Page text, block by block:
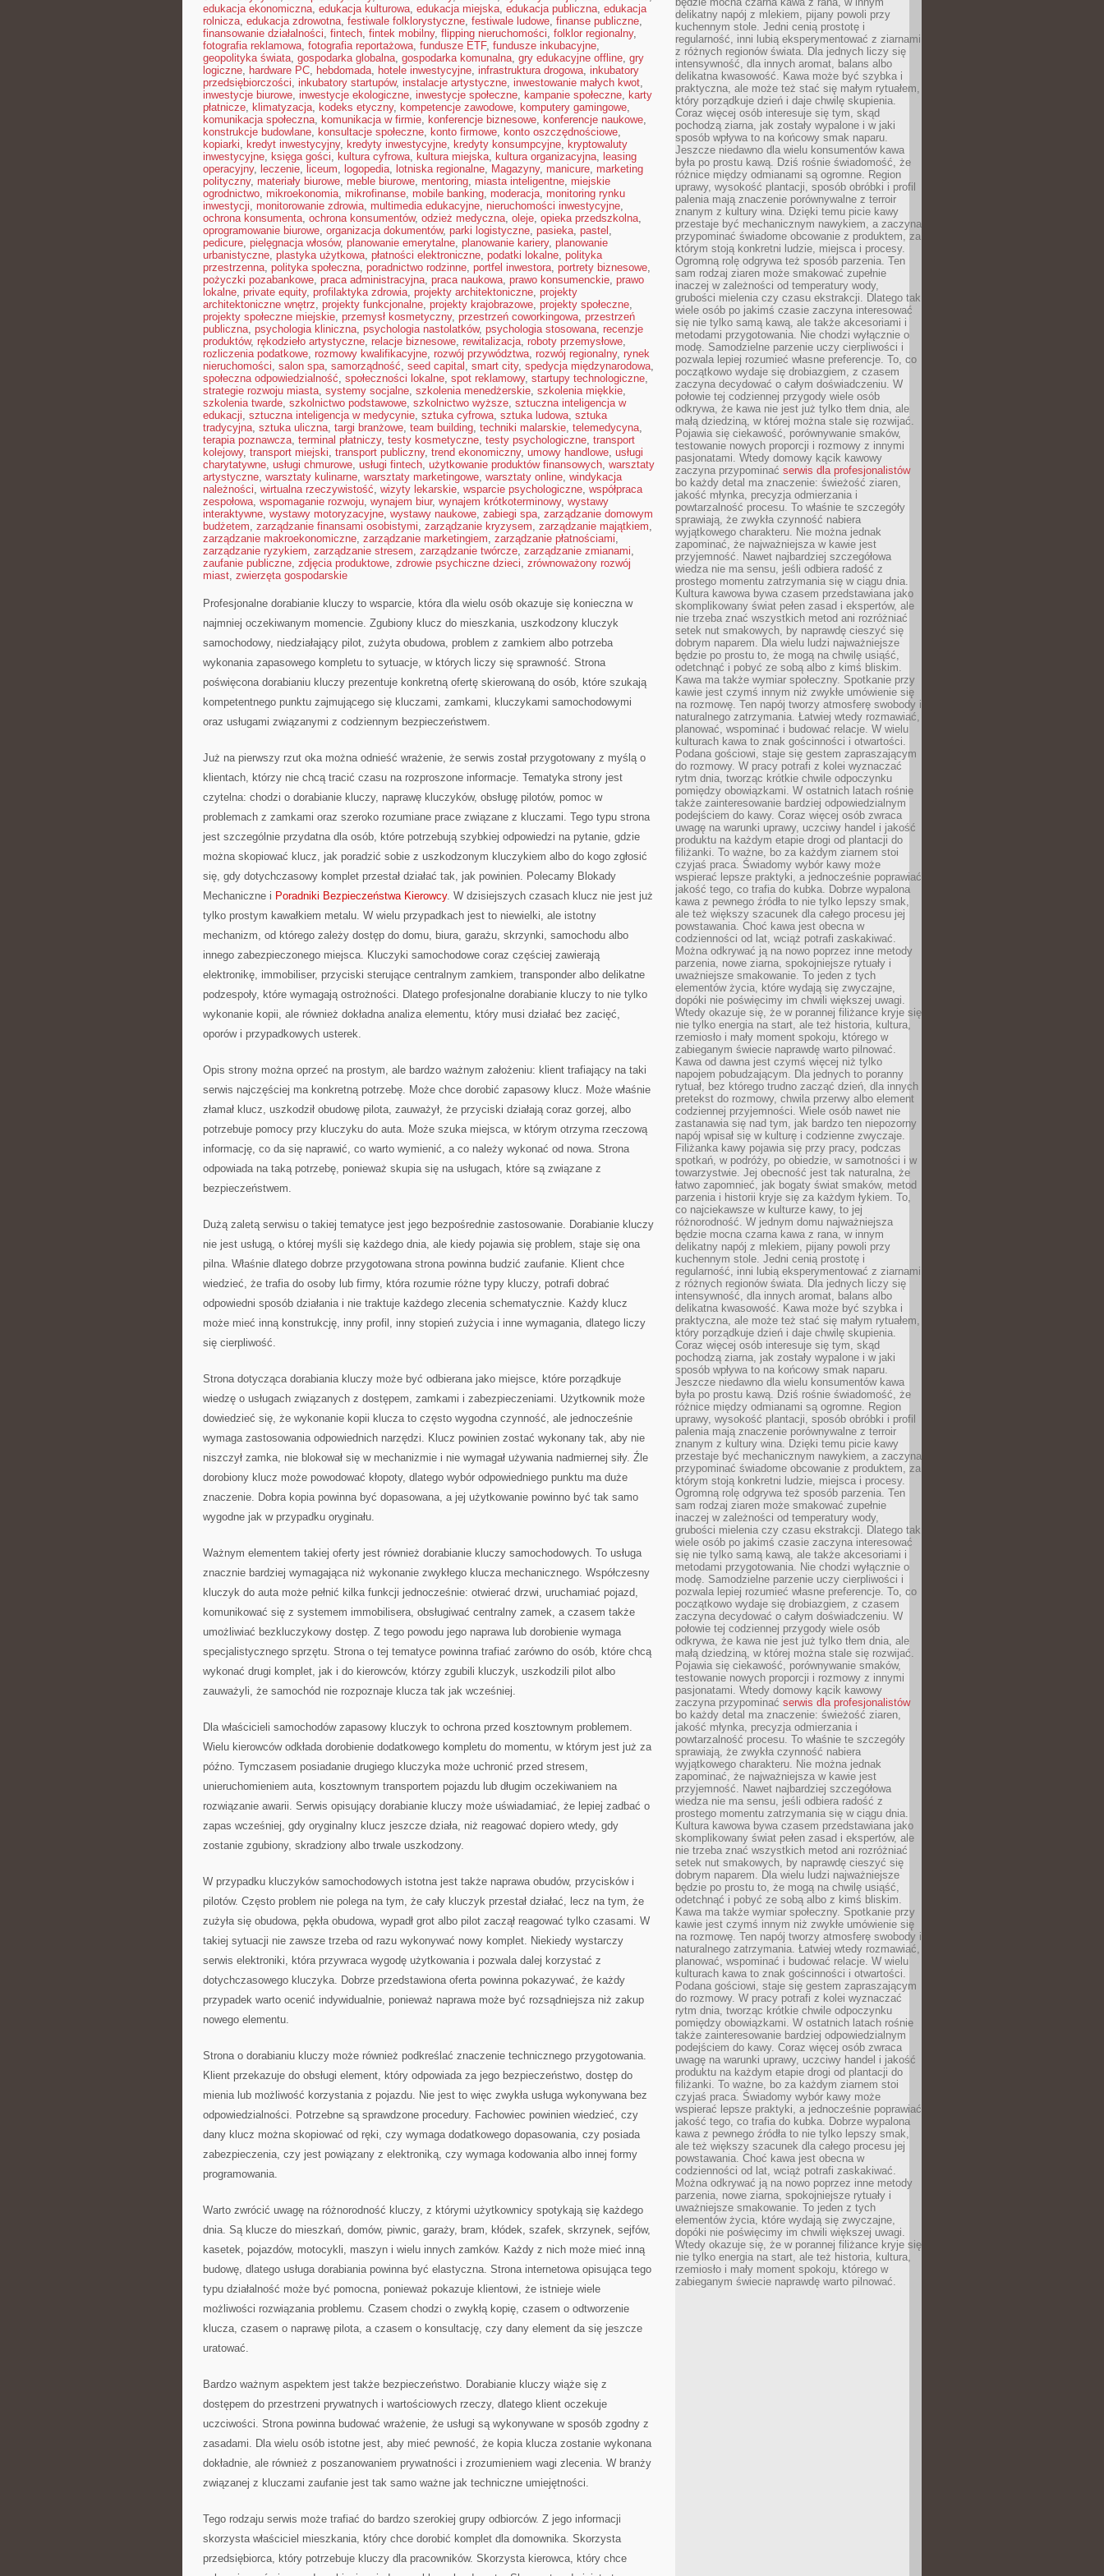
edukacja ekonomiczna, edukacja kulturowa, edukacja miejska, edukacja publiczna, edukacja
rolnicza, edukacja zdrowotna, festiwale folklorystyczne, festiwale ludowe, finanse publiczne,
finansowanie działalności, fintech, fintek mobilny, flipping nieruchomości, folklor regionalny,
fotografia reklamowa, fotografia reportażowa, fundusze ETF, fundusze inkubacyjne,
geopolityka świata, gospodarka globalna, gospodarka komunalna, gry edukacyjne offline, gry
logiczne, hardware PC, hebdomada, hotele inwestycyjne, infrastruktura drogowa, inkubatory
przedsiębiorczości, inkubatory startupów, instalacje artystyczne, inwestowanie małych kwot,
inwestycje biurowe, inwestycje ekologiczne, inwestycje społeczne, kampanie społeczne, karty
płatnicze, klimatyzacja, kodeks etyczny, kompetencje zawodowe, komputery gamingowe,
komunikacja społeczna, komunikacja w firmie, konferencje biznesowe, konferencje naukowe,
konstrukcje budowlane, konsultacje społeczne, konto firmowe, konto oszczędnościowe,
kopiarki, kredyt inwestycyjny, kredyty inwestycyjne, kredyty konsumpcyjne, kryptowaluty
inwestycyjne, księga gości, kultura cyfrowa, kultura miejska, kultura organizacyjna, leasing
operacyjny, leczenie, liceum, logopedia, lotniska regionalne, Magazyny, manicure, marketing
polityczny, materiały biurowe, meble biurowe, mentoring, miasta inteligentne, miejskie
ogrodnictwo, mikroekonomia, mikrofinanse, mobile banking, moderacja, monitoring rynku
inwestycji, monitorowanie zdrowia, multimedia edukacyjne, nieruchomości inwestycyjne,
ochrona konsumenta, ochrona konsumentów, odzież medyczna, oleje, opieka przedszkolna,
oprogramowanie biurowe, organizacja dokumentów, parki logistyczne, pasieka, pastel ,
pedicure, pielęgnacja włosów, planowanie emerytalne, planowanie kariery, planowanie
urbanistyczne, plastyka użytkowa, płatności elektroniczne, podatki lokalne, polityka
przestrzenna, polityka społeczna, poradnictwo rodzinne, portfel inwestora, portrety biznesowe,
pożyczki pozabankowe, praca administracyjna, praca naukowa, prawo konsumenckie, prawo
lokalne, private equity, profilaktyka zdrowia, projekty architektoniczne, projekty
architektoniczne wnętrz, projekty funkcjonalne, projekty krajobrazowe, projekty społeczne,
projekty społeczne miejskie, przemysł kosmetyczny, przestrzeń coworkingowa, przestrzeń
publiczna, psychologia kliniczna, psychologia nastolatków, psychologia stosowana, recenzje
produktów, rękodzieło artystyczne, relacje biznesowe, rewitalizacja, roboty przemysłowe,
rozliczenia podatkowe, rozmowy kwalifikacyjne, rozwój przywództwa, rozwój regionalny, rynek
nieruchomości, salon spa, samorządność, seed capital , smart city, spedycja międzynarodowa,
społeczna odpowiedzialność, społeczności lokalne, spot reklamowy, startupy technologiczne,
strategie rozwoju miasta, systemy socjalne, szkolenia menedżerskie, szkolenia miękkie,
szkolenia twarde, szkolnictwo podstawowe, szkolnictwo wyższe, sztuczna inteligencja w
edukacji, sztuczna inteligencja w medycynie, sztuka cyfrowa, sztuka ludowa, sztuka
tradycyjna, sztuka uliczna, targi branżowe, team building, techniki malarskie, telemedycyna,
terapia poznawcza, terminal płatniczy, testy kosmetyczne, testy psychologiczne, transport
kolejowy, transport miejski, transport publiczny, trend ekonomiczny, umowy handlowe, usługi
charytatywne, usługi chmurowe, usługi fintech, użytkowanie produktów finansowych, warsztaty
artystyczne, warsztaty kulinarne, warsztaty marketingowe, warsztaty online, windykacja
należności, wirtualna rzeczywistość, wizyty lekarskie, wsparcie psychologiczne, współpraca
zespołowa, wspomaganie rozwoju, wynajem biur, wynajem krótkoterminowy, wystawy
interaktywne, wystawy motoryzacyjne, wystawy naukowe, zabiegi spa, zarządzanie domowym
budżetem, zarządzanie finansami osobistymi, zarządzanie kryzysem, zarządzanie majątkiem,
zarządzanie makroekonomiczne, zarządzanie marketingiem, zarządzanie płatnościami,
zarządzanie ryzykiem, zarządzanie stresem, zarządzanie twórcze, zarządzanie zmianami,
zaufanie publiczne, zdjęcia produktowe, zdrowie psychiczne dzieci, zrównoważony rozwój
miast, zwierzęta gospodarskie
Profesjonalne dorabianie kluczy to wsparcie, która dla wielu osób okazuje się konieczna w
najmniej oczekiwanym momencie. Zgubiony klucz do mieszkania, uszkodzony kluczyk
samochodowy, niedziałający pilot, zużyta obudowa, problem z zamkiem albo potrzeba
wykonania zapasowego kompletu to sytuacje, w których liczy się sprawność. Strona
poświęcona dorabianiu kluczy prezentuje konkretną ofertę skierowaną do osób, które szukają
kompetentnego punktu zajmującego się kluczami, zamkami, kluczykami samochodowymi
oraz usługami związanymi z codziennym bezpieczeństwem.
Już na pierwszy rzut oka można odnieść wrażenie, że serwis został przygotowany z myślą o
klientach, którzy nie chcą tracić czasu na rozproszone informacje. Tematyka strony jest
czytelna: chodzi o dorabianie kluczy, naprawę kluczyków, obsługę pilotów, pomoc w
problemach z zamkami oraz szeroko rozumiane prace związane z kluczami. Tego typu strona
jest szczególnie przydatna dla osób, które potrzebują szybkiej odpowiedzi na pytanie, gdzie
można skopiować klucz, jak poradzić sobie z uszkodzonym kluczykiem albo do kogo zgłosić
się, gdy dotychczasowy komplet przestał działać tak, jak powinien. Polecamy Blokady
Mechaniczne i Poradniki Bezpieczeństwa Kierowcy. W dzisiejszych czasach klucz nie jest już
tylko prostym kawałkiem metalu. W wielu przypadkach jest to niewielki, ale istotny
mechanizm, od którego zależy dostęp do domu, biura, garażu, skrzynki, samochodu albo
innego zabezpieczonego miejsca. Kluczyki samochodowe coraz częściej zawierają
elektronikę, immobiliser, przyciski sterujące centralnym zamkiem, transponder albo delikatne
podzespoły, które wymagają ostrożności. Dlatego profesjonalne dorabianie kluczy to nie tylko
wykonanie kopii, ale również dokładna analiza elementu, który musi działać bez zacięć,
oporów i przypadkowych usterek.
Opis strony można oprzeć na prostym, ale bardzo ważnym założeniu: klient trafiający na taki
serwis najczęściej ma konkretną potrzebę. Może chce dorobić zapasowy klucz. Może właśnie
złamał klucz, uszkodził obudowę pilota, zauważył, że przyciski działają coraz gorzej, albo
potrzebuje pomocy przy kluczyku do auta. Może szuka miejsca, w którym otrzyma rzeczową
informację, co da się naprawić, co warto wymienić, a co należy wykonać od nowa. Strona
odpowiada na taką potrzebę, ponieważ skupia się na usługach, które są związane z
bezpieczeństwem.
Dużą zaletą serwisu o takiej tematyce jest jego bezpośrednie zastosowanie. Dorabianie kluczy
nie jest usługą, o której myśli się każdego dnia, ale kiedy pojawia się problem, staje się ona
pilna. Właśnie dlatego dobrze przygotowana strona powinna budzić zaufanie. Klient chce
wiedzieć, że trafia do osoby lub firmy, która rozumie różne typy kluczy, potrafi dobrać
odpowiedni sposób działania i nie traktuje każdego zlecenia schematycznie. Każdy klucz
może mieć inną konstrukcję, inny profil, inny stopień zużycia i inne wymagania, dlatego liczy
się cierpliwość.
Strona dotycząca dorabiania kluczy może być odbierana jako miejsce, które porządkuje
wiedzę o usługach związanych z dostępem, zamkami i zabezpieczeniami. Użytkownik może
dowiedzieć się, że wykonanie kopii klucza to często wygodna czynność, ale jednocześnie
wymaga zastosowania odpowiednich narzędzi. Klucz powinien zostać wykonany tak, aby nie
niszczył zamka, nie blokował się w mechanizmie i nie wymagał używania nadmiernej siły. Źle
dorobiony klucz może powodować kłopoty, dlatego wybór odpowiedniego punktu ma duże
znaczenie. Dobra kopia powinna być dopasowana, a jej użytkowanie powinno być tak samo
wygodne jak w przypadku oryginału.
Ważnym elementem takiej oferty jest również dorabianie kluczy samochodowych. To usługa
znacznie bardziej wymagająca niż wykonanie zwykłego klucza mechanicznego. Współczesny
kluczyk do auta może pełnić kilka funkcji jednocześnie: otwierać drzwi, uruchamiać pojazd,
komunikować się z systemem immobilisera, obsługiwać centralny zamek, a czasem także
umożliwiać bezkluczykowy dostęp. Z tego powodu jego naprawa lub dorobienie wymaga
specjalistycznego sprzętu. Strona o tej tematyce powinna trafiać zarówno do osób, które chcą
wykonać drugi komplet, jak i do kierowców, którzy zgubili kluczyk, uszkodzili pilot albo
zauważyli, że samochód nie rozpoznaje klucza tak jak wcześniej.
Dla właścicieli samochodów zapasowy kluczyk to ochrona przed kosztownym problemem.
Wielu kierowców odkłada dorobienie dodatkowego kompletu do momentu, w którym jest już za
późno. Tymczasem posiadanie drugiego kluczyka może uchronić przed stresem,
unieruchomieniem auta, kosztownym transportem pojazdu lub długim oczekiwaniem na
rozwiązanie awarii. Serwis opisujący dorabianie kluczy może uświadamiać, że lepiej zadbać o
zapas wcześniej, gdy oryginalny klucz jeszcze działa, niż reagować dopiero wtedy, gdy
zostanie zgubiony, skradziony albo trwale uszkodzony.
W przypadku kluczyków samochodowych istotna jest także naprawa obudów, przycisków i
pilotów. Często problem nie polega na tym, że cały kluczyk przestał działać, lecz na tym, że
zużyła się obudowa, pękła obudowa, wypadł grot albo pilot zaczął reagować tylko czasami. W
takiej sytuacji nie zawsze trzeba od razu wykonywać nowy komplet. Niekiedy wystarczy
serwis elektroniki, która przywraca wygodę użytkowania i pozwala dalej korzystać z
dotychczasowego kluczyka. Dobrze przedstawiona oferta powinna pokazywać, że każdy
przypadek warto ocenić indywidualnie, ponieważ naprawa może być rozsądniejsza niż zakup
nowego elementu.
Strona o dorabianiu kluczy może również podkreślać znaczenie technicznego przygotowania.
Klient przekazuje do obsługi element, który odpowiada za jego bezpieczeństwo, dostęp do
mienia lub możliwość korzystania z pojazdu. Nie jest to więc zwykła usługa wykonywana bez
odpowiedzialności. Potrzebne są sprawdzone procedury. Fachowiec powinien wiedzieć, czy
dany klucz można skopiować od ręki, czy wymaga dodatkowego dopasowania, czy posiada
zabezpieczenia, czy jest powiązany z elektroniką, czy wymaga kodowania albo innej formy
programowania.
Warto zwrócić uwagę na różnorodność kluczy, z którymi użytkownicy spotykają się każdego
dnia. Są klucze do mieszkań, domów, piwnic, garaży, bram, kłódek, szafek, skrzynek, sejfów,
kasetek, pojazdów, motocykli, maszyn i wielu innych zamków. Każdy z nich może mieć inną
budowę, dlatego usługa dorabiania powinna być elastyczna. Strona internetowa opisująca tego
typu działalność może być pomocna, ponieważ pokazuje klientowi, że istnieje wiele
możliwości rozwiązania problemu. Czasem chodzi o zwykłą kopię, czasem o odtworzenie
klucza, czasem o naprawę pilota, a czasem o konsultację, czy dany element da się jeszcze
uratować.
Bardzo ważnym aspektem jest także bezpieczeństwo. Dorabianie kluczy wiąże się z
dostępem do przestrzeni prywatnych i wartościowych rzeczy, dlatego klient oczekuje
uczciwości. Strona powinna budować wrażenie, że usługi są wykonywane w sposób zgodny z
zasadami. Dla wielu osób istotne jest, aby mieć pewność, że kopia klucza zostanie wykonana
dokładnie, ale również z poszanowaniem prywatności i zrozumieniem wagi zlecenia. W branży
związanej z kluczami zaufanie jest tak samo ważne jak techniczne umiejętności.
Tego rodzaju serwis może trafiać do bardzo szerokiej grupy odbiorców. Z jego informacji
skorzysta właściciel mieszkania, który chce dorobić komplet dla domownika. Skorzysta
przedsiębiorca, który potrzebuje kluczy dla pracowników. Skorzysta kierowca, który chce
delikatny napój z mlekiem, pijany powoli przy
kuchennym stole. Jedni cenią prostotę i
regularność, inni lubią eksperymentować z ziarnami
z różnych regionów świata. Dla jednych liczy się
intensywność, dla innych aromat, balans albo
delikatna kwasowość. Kawa może być szybka i
praktyczna, ale może też stać się małym rytuałem,
który porządkuje dzień i daje chwilę skupienia.
Coraz więcej osób interesuje się tym, skąd
pochodzą ziarna, jak zostały wypalone i w jaki
sposób wpływa to na końcowy smak naparu.
Jeszcze niedawno dla wielu konsumentów kawa
była po prostu kawą. Dziś rośnie świadomość, że
różnice między odmianami są ogromne. Region
uprawy, wysokość plantacji, sposób obróbki i profil
palenia mają znaczenie porównywalne z terroir
znanym z kultury wina. Dzięki temu picie kawy
przestaje być mechanicznym nawykiem, a zaczyna
przypominać świadome obcowanie z produktem, za
którym stoją konkretni ludzie, miejsca i procesy.
Ogromną rolę odgrywa też sposób parzenia. Ten
sam rodzaj ziaren może smakować zupełnie
inaczej w zależności od temperatury wody,
grubości mielenia czy czasu ekstrakcji. Dlatego tak
wiele osób po jakimś czasie zaczyna interesować
się nie tylko samą kawą, ale także akcesoriami i
metodami przygotowania. Nie chodzi wyłącznie o
modę. Samodzielne parzenie uczy cierpliwości i
pozwala lepiej rozumieć własne preferencje. To, co
początkowo wydaje się drobiazgiem, z czasem
zaczyna decydować o całym doświadczeniu. W
połowie tej codziennej przygody wiele osób
odkrywa, że kawa nie jest już tylko tłem dnia, ale
małą dziedziną, w której można stale się rozwijać.
Pojawia się ciekawość, porównywanie smaków,
testowanie nowych proporcji i rozmowy z innymi
pasjonatami. Wtedy domowy kącik kawowy
zaczyna przypominać serwis dla profesjonalistów
bo każdy detal ma znaczenie: świeżość ziaren,
jakość młynka, precyzja odmierzania i
powtarzalność procesu. To właśnie te szczegóły
sprawiają, że zwykła czynność nabiera
wyjątkowego charakteru. Nie można jednak
zapominać, że najważniejsza w kawie jest
przyjemność. Nawet najbardziej szczegółowa
wiedza nie ma sensu, jeśli odbiera radość z
prostego momentu zatrzymania się w ciągu dnia.
Kultura kawowa bywa czasem przedstawiana jako
skomplikowany świat pełen zasad i ekspertów, ale
nie trzeba znać wszystkich metod ani rozróżniać
setek nut smakowych, by naprawdę cieszyć się
dobrym naparem. Dla wielu ludzi najważniejsze
będzie po prostu to, że mogą na chwilę usiąść,
odetchnąć i pobyć ze sobą albo z kimś bliskim.
Kawa ma także wymiar społeczny. Spotkanie przy
kawie jest czymś innym niż zwykłe umówienie się
na rozmowę. Ten napój tworzy atmosferę swobody i
naturalnego zatrzymania. Łatwiej wtedy rozmawiać,
planować, wspominać i budować relacje. W wielu
kulturach kawa to znak gościnności i otwartości.
Podana gościowi, staje się gestem zapraszającym
do rozmowy. W pracy potrafi z kolei wyznaczać
rytm dnia, tworząc krótkie chwile odpoczynku
pomiędzy obowiązkami. W ostatnich latach rośnie
także zainteresowanie bardziej odpowiedzialnym
podejściem do kawy. Coraz więcej osób zwraca
uwagę na warunki uprawy, uczciwy handel i jakość
produktu na każdym etapie drogi od plantacji do
filiżanki. To ważne, bo za każdym ziarnem stoi
czyjaś praca. Świadomy wybór kawy może
wspierać lepsze praktyki, a jednocześnie poprawiać
jakość tego, co trafia do kubka. Dobrze wypalona
kawa z pewnego źródła to nie tylko lepszy smak,
ale też większy szacunek dla całego procesu jej
powstawania. Choć kawa jest obecna w
codzienności od lat, wciąż potrafi zaskakiwać.
Można odkrywać ją na nowo poprzez inne metody
parzenia, nowe ziarna, spokojniejsze rytuały i
uważniejsze smakowanie. To jeden z tych
elementów życia, które wydają się zwyczajne,
dopóki nie poświęcimy im chwili większej uwagi.
Wtedy okazuje się, że w porannej filiżance kryje się
nie tylko energia na start, ale też historia, kultura,
rzemiosło i mały moment spokoju, którego w
zabieganym świecie naprawdę warto pilnować.
Kawa od dawna jest czymś więcej niż tylko
napojem pobudzającym. Dla jednych to poranny
rytuał, bez którego trudno zacząć dzień, dla innych
pretekst do rozmowy, chwila przerwy albo element
codziennej przyjemności. Wiele osób nawet nie
zastanawia się nad tym, jak bardzo ten niepozorny
napój wpisał się w kulturę i codzienne zwyczaje.
Filiżanka kawy pojawia się przy pracy, podczas
spotkań, w podróży, po obiedzie, w samotności i w
towarzystwie. Jej obecność jest tak naturalna, że
łatwo zapomnieć, jak bogaty świat smaków, metod
parzenia i historii kryje się za każdym łykiem. To,
co najciekawsze w kulturze kawy, to jej
różnorodność. W jednym domu najważniejsza
będzie mocna czarna kawa z rana, w innym
delikatny napój z mlekiem, pijany powoli przy
kuchennym stole. Jedni cenią prostotę i
regularność, inni lubią eksperymentować z ziarnami
z różnych regionów świata. Dla jednych liczy się
intensywność, dla innych aromat, balans albo
delikatna kwasowość. Kawa może być szybka i
praktyczna, ale może też stać się małym rytuałem,
który porządkuje dzień i daje chwilę skupienia.
Coraz więcej osób interesuje się tym, skąd
pochodzą ziarna, jak zostały wypalone i w jaki
sposób wpływa to na końcowy smak naparu.
Jeszcze niedawno dla wielu konsumentów kawa
była po prostu kawą. Dziś rośnie świadomość, że
różnice między odmianami są ogromne. Region
uprawy, wysokość plantacji, sposób obróbki i profil
palenia mają znaczenie porównywalne z terroir
znanym z kultury wina. Dzięki temu picie kawy
przestaje być mechanicznym nawykiem, a zaczyna
przypominać świadome obcowanie z produktem, za
którym stoją konkretni ludzie, miejsca i procesy.
Ogromną rolę odgrywa też sposób parzenia. Ten
sam rodzaj ziaren może smakować zupełnie
inaczej w zależności od temperatury wody,
grubości mielenia czy czasu ekstrakcji. Dlatego tak
wiele osób po jakimś czasie zaczyna interesować
się nie tylko samą kawą, ale także akcesoriami i
metodami przygotowania. Nie chodzi wyłącznie o
modę. Samodzielne parzenie uczy cierpliwości i
pozwala lepiej rozumieć własne preferencje. To, co
początkowo wydaje się drobiazgiem, z czasem
zaczyna decydować o całym doświadczeniu. W
połowie tej codziennej przygody wiele osób
odkrywa, że kawa nie jest już tylko tłem dnia, ale
małą dziedziną, w której można stale się rozwijać.
Pojawia się ciekawość, porównywanie smaków,
testowanie nowych proporcji i rozmowy z innymi
pasjonatami. Wtedy domowy kącik kawowy
zaczyna przypominać serwis dla profesjonalistów
bo każdy detal ma znaczenie: świeżość ziaren,
jakość młynka, precyzja odmierzania i
powtarzalność procesu. To właśnie te szczegóły
sprawiają, że zwykła czynność nabiera
wyjątkowego charakteru. Nie można jednak
zapominać, że najważniejsza w kawie jest
przyjemność. Nawet najbardziej szczegółowa
wiedza nie ma sensu, jeśli odbiera radość z
prostego momentu zatrzymania się w ciągu dnia.
Kultura kawowa bywa czasem przedstawiana jako
skomplikowany świat pełen zasad i ekspertów, ale
nie trzeba znać wszystkich metod ani rozróżniać
setek nut smakowych, by naprawdę cieszyć się
dobrym naparem. Dla wielu ludzi najważniejsze
będzie po prostu to, że mogą na chwilę usiąść,
odetchnąć i pobyć ze sobą albo z kimś bliskim.
Kawa ma także wymiar społeczny. Spotkanie przy
kawie jest czymś innym niż zwykłe umówienie się
na rozmowę. Ten napój tworzy atmosferę swobody i
naturalnego zatrzymania. Łatwiej wtedy rozmawiać,
planować, wspominać i budować relacje. W wielu
kulturach kawa to znak gościnności i otwartości.
Podana gościowi, staje się gestem zapraszającym
do rozmowy. W pracy potrafi z kolei wyznaczać
rytm dnia, tworząc krótkie chwile odpoczynku
pomiędzy obowiązkami. W ostatnich latach rośnie
także zainteresowanie bardziej odpowiedzialnym
podejściem do kawy. Coraz więcej osób zwraca
uwagę na warunki uprawy, uczciwy handel i jakość
produktu na każdym etapie drogi od plantacji do
filiżanki. To ważne, bo za każdym ziarnem stoi
czyjaś praca. Świadomy wybór kawy może
wspierać lepsze praktyki, a jednocześnie poprawiać
jakość tego, co trafia do kubka. Dobrze wypalona
kawa z pewnego źródła to nie tylko lepszy smak,
ale też większy szacunek dla całego procesu jej
powstawania. Choć kawa jest obecna w
codzienności od lat, wciąż potrafi zaskakiwać.
Można odkrywać ją na nowo poprzez inne metody
parzenia, nowe ziarna, spokojniejsze rytuały i
uważniejsze smakowanie. To jeden z tych
elementów życia, które wydają się zwyczajne,
dopóki nie poświęcimy im chwili większej uwagi.
Wtedy okazuje się, że w porannej filiżance kryje się
nie tylko energia na start, ale też historia, kultura,
rzemiosło i mały moment spokoju, którego w
zabieganym świecie naprawdę warto pilnować.